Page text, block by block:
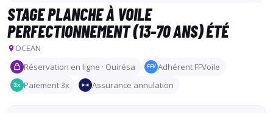
STAGE PLANCHE À VOILE
PERFECTIONNEMENT (13-70 ANS) ÉTÉ
OCEAN
Réservation en ligne · Ouirésa
FFV Adhérent FFVoile
3x Paiement 3x Assurance annulation